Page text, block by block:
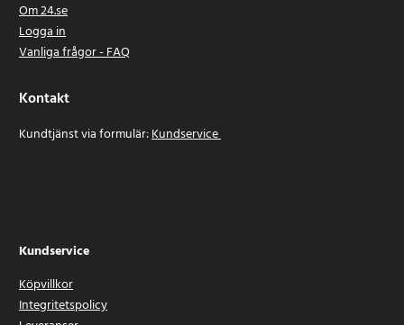
Om 24.se
Logga in
Vanliga frågor - FAQ
Kontakt
Kundtjänst via formulär:Kundservice
Kundservice
Köpvillkor
Integritetspolicy